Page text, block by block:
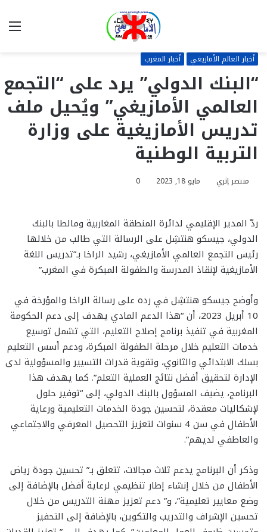
أخبار العالم الأمازيغي أخبار المغرب
“البنك الدولي” يرد على “التجمع
العالمي الأمازيغي” ويُحيل ملف
تدريس الأمازيغية على وزارة
التربية الوطنية
منتصر إثري مايو 18, 2023 0
ردّ المدير الإقليمي لدائرة المنطقة المغاربية ومالطا بالبنك
الدولي، جيسكو هنتشِل على الرسالة التي طالب من خلالها
رئيس التجمع العالمي الأمازيغي، رشيد الراخا بـ”تدريس اللغة
الأمازيغية لإنقاذ المدرسة والطفولة المبكرة في المغرب”
وأوضح جيسكو هنتشِل في رده على رسالة الراخا والمؤرخة في
10 أبريل 2023، أن “هذا الدعم المادي يهدف إلى دعم الحكومة
المغربية في تنفيذ برنامج إصلاح التعليم، التي تشمل توسيع
خدمات التعليم خلال مرحلة الطفولة المبكرة، ودعم أسس التعليم
بسلك الابتدائي والثانوي، وتقوية قدرات التسيير والمسؤولية لدى
الإدارة لتحقيق أفضل نتائج العملية التعلم”. كما يهدف هذا
البرنامج، يضيف المسؤول بالبنك الدولي، إلى “توفير حلول
لإشكاليات معقدة، لتحسين جودة الخدمات التعليمية ورعاية
الأطفال في سن 4 سنوات لتعزيز التحصيل المعرفي والاجتماعي
والعاطفي لديهم”.
وذكر أن البرنامج يدعم ثلاث مجالات، تتعلق بـ” تحسين جودة رياض
الأطفال من خلال إنشاء إطار تنظيمي لرعاية أفضل بالإضافة إلى
وضع معايير تعليمية”، و” دعم تعزيز مهنة التدريس من خلال
تحسين الإشراف والتدريب والتكوين، بالإضافة إلى التحفيز